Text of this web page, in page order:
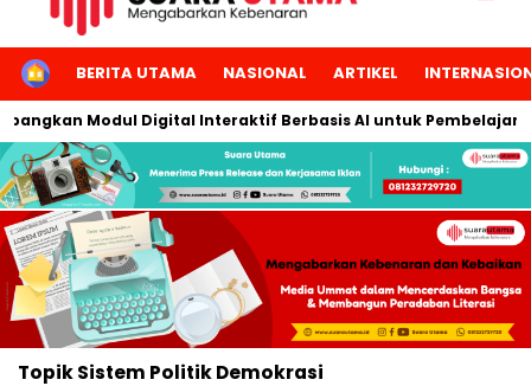
HOMEBERITA UTAMA NASIONAL ARTIKEL
Modul Digital Interaktif Berbasis AI untuk
TopikSistem Politik Demokrasi